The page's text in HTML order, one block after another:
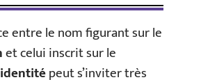
entre le nom figurant sur le
et celui inscrit sur le
peut s’inviter très